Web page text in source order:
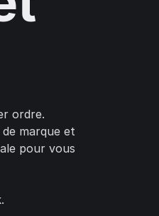
ordre.
marque et
pour vous